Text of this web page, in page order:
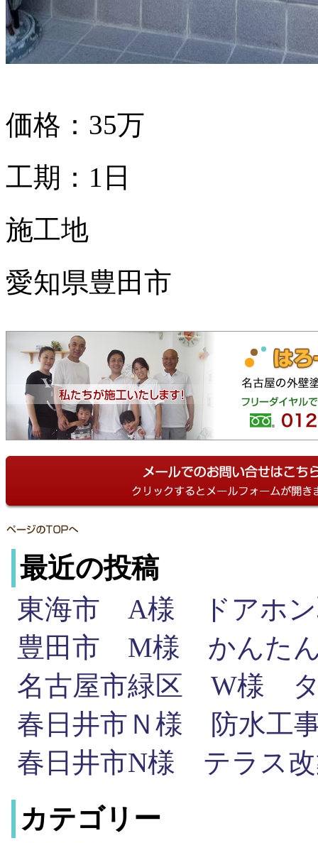
価格：35万
工期：1日
施工地
愛知県豊田市
最近の投稿
東海市 A様 ドアホン
豊田市 M様 かんた
名古屋市緑区 W様 タ
春日井市Ｎ様 防水工
春日井市N様 テラス
カテゴリー